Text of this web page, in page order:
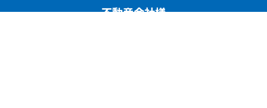
不動産会社様